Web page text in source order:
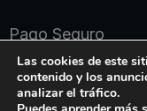
Pago Seguro
Las cookies de este
contenido y los
analizar el tráfico.